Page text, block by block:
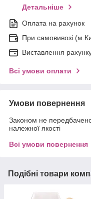
Детальніше
Оплата на рахунок
При самовивозі
Виставлення
Всі умови оплати
Умови повернення
Законом не
належної якості
Всі умови повернення
Подібні товари